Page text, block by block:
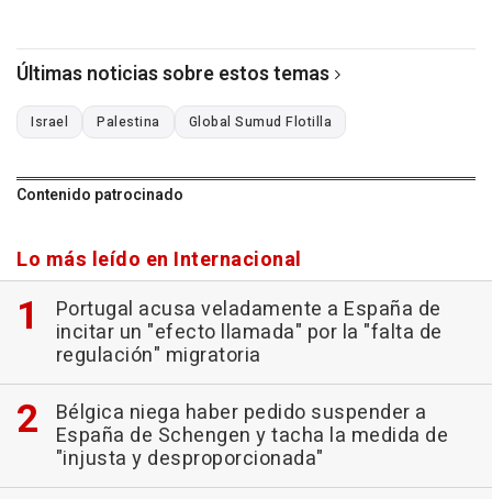
Últimas noticias sobre estos temas
Israel Palestina Global Sumud Flotilla
Contenido patrocinado
Lo más leído en Internacional
Portugal acusa veladamente a España de
incitar un "efecto llamada" por la "falta de
regulación" migratoria
Bélgica niega haber pedido suspender a
España de Schengen y tacha la medida de
"injusta y desproporcionada"